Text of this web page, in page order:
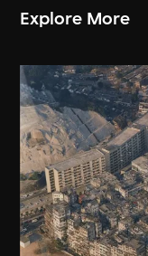
Explore More